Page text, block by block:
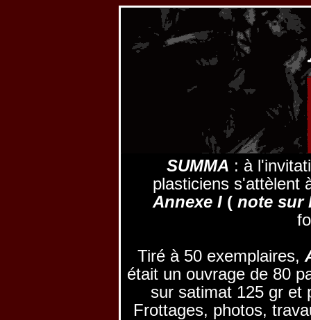
SUMMA : à
plasticiens s'attèlent
Annexe I( note sur
Tiré à 50 exemplaires,
était un ouvrage de 80
sur satimat 125 gr et
Frottages, photos,